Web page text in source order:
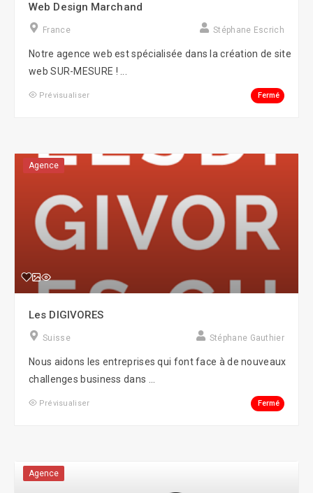
Web Design Marchand
France Stéphane Escrich
Notre agence web est spécialisée dans la création de site
web SUR-MESURE ! ...
Prévisualiser Fermé
Agence
Les DIGIVORES
Suisse Stéphane Gauthier
Nous aidons les entreprises qui font face à de nouveaux
challenges business dans ...
Prévisualiser Fermé
Agence